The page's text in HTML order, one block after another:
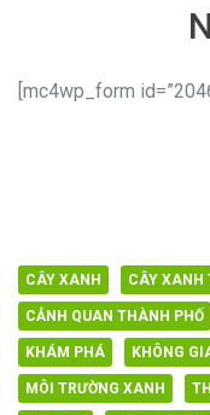
[mc4wp_form
CÂY XANH CÂY XANH
CẢNH QUAN THÀNH PHỐ
KHÁM PHÁ KHÔNG
MÔI TRƯỜNG XANH